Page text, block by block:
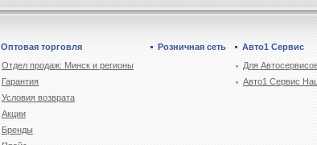
Оптовая торговля
Отдел продаж: Минск и регионы
Гарантия
Условия возврата
Акции
Бренды
Розничная сеть
Авто1 Сервис
Для
Авто1 Сервис